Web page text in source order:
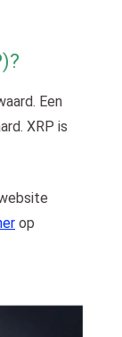
Een
XRP is
op